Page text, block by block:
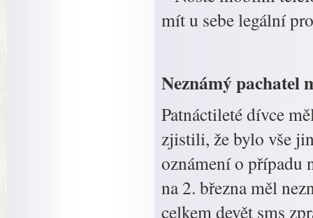
mít u sebe legální
Neznámý pachatel
Patnáctileté dívce
zjistili, že bylo vše
oznámení o případu
na 2. března měl
celkem devět sms